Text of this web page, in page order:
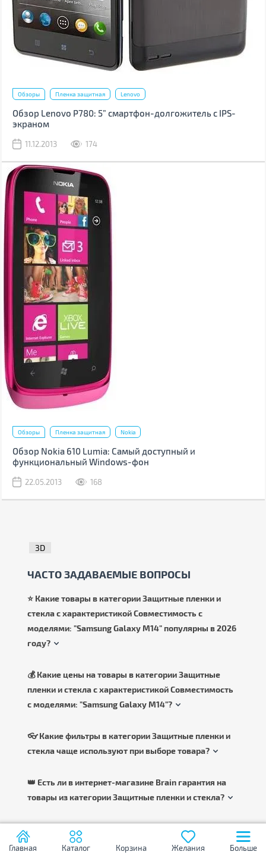
Обзоры Пленка защитная Lenovo
Обзор Lenovo P780: 5” смартфон-долгожитель с IPS-
экраном
11.12.2013 174
Обзоры Пленка защитная Nokia
Обзор Nokia 610 Lumia: Самый доступный и
функциональный Windows-фон
22.05.2013 168
3D
ЧАСТО ЗАДАВАЕМЫЕ ВОПРОСЫ
⭐ Какие товары в категории Защитные пленки и
стекла с характеристикой Совместимость с
моделями: "Samsung Galaxy M14" популярны в 2026
году?
💰 Какие цены на товары в категории Защитные
пленки и стекла с характеристикой Совместимость
с моделями: "Samsung Galaxy M14"?
👓 Какие фильтры в категории Защитные пленки и
стекла чаще используют при выборе товара?
👑 Есть ли в интернет-магазине Brain гарантия на
товары из категории Защитные пленки и стекла?
🆕 Какие новинки в категории Защитные пленки и
стекла с характеристикой Совместимость с
Главная Каталог Корзина Желания Больше